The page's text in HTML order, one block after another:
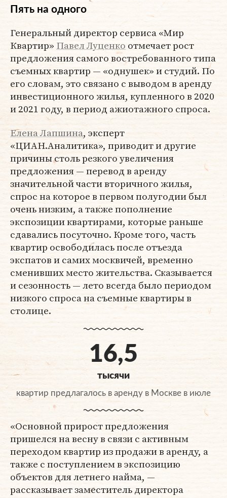
Пять на одного
Генеральный директор сервиса «Мир
Квартир» Павел Луценко отмечает рост
предложения самого востребованного типа
съемных квартир — «однушек» и студий. По
его словам, это связано с выводом в аренду
инвестиционного жилья, купленного в 2020
и 2021 году, в период ажиотажного спроса.
Елена Лапшина, эксперт
«ЦИАН.Аналитика», приводит и другие
причины столь резкого увеличения
предложения — перевод в аренду
значительной части вторичного жилья,
спрос на которое в первом полугодии был
очень низким, а также пополнение
экспозиции квартирами, которые раньше
сдавались посуточно. Кроме того, часть
квартир освободилась после отъезда
экспатов и самих москвичей, временно
сменивших место жительства. Сказывается
и сезонность — лето всегда было периодом
низкого спроса на съемные квартиры в
столице.
16,5
тысячи
квартир предлагалось в аренду в Москве в июле
«Основной прирост предложения
пришелся на весну в связи с активным
переходом квартир из продажи в аренду, а
также с поступлением в экспозицию
объектов для летнего найма, —
рассказывает заместитель директора